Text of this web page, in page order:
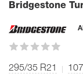
Bridgestone
295/35 R21 107